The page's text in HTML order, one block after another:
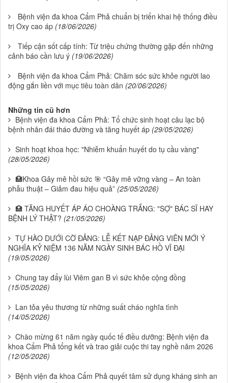
Bệnh viện đa khoa Cẩm Phả chuẩn bị triển khai hệ thống điều
trị Oxy cao áp (18/06/2026)
Tiếp cận sốt cấp tính: Từ triệu chứng thường gặp đến những
cảnh báo cần lưu ý (19/06/2026)
Bệnh viện đa khoa Cẩm Phả: Chăm sóc sức khỏe người lao
động gắn liền với mục tiêu toàn dân (20/06/2026)
Những tin cũ hơn
Bệnh viện đa khoa Cẩm Phả: Tổ chức sinh hoạt câu lạc bộ
bệnh nhân đái tháo đường và tăng huyết áp (29/05/2026)
Sinh hoạt khoa học: "Nhiễm khuẩn huyết do tụ cầu vàng"
(28/05/2026)
🏥Khoa Gây mê hồi sức 🎯 “Gây mê vững vàng – An toàn
phẫu thuật – Giảm đau hiệu quả” (25/05/2026)
🏥 TĂNG HUYẾT ÁP ÁO CHOÀNG TRẮNG: "SỢ" BÁC SĨ HAY
BỆNH LÝ THẬT? (21/05/2026)
TỰ HÀO DƯỚI CỜ ĐẢNG: LỄ KẾT NẠP ĐẢNG VIÊN MỚI Ý
NGHĨA KỶ NIỆM 136 NĂM NGÀY SINH BÁC HỒ VĨ ĐẠI
(19/05/2026)
Chung tay đẩy lùi Viêm gan B vì sức khỏe cộng đồng
(15/05/2026)
Lan tỏa yêu thương từ những suất cháo nghĩa tình
(14/05/2026)
Chào mừng 61 năm ngày quốc tế điều dưỡng: Bệnh viện đa
khoa Cẩm Phả tổng kết và trao giải cuộc thi tay nghề năm 2026
(12/05/2026)
Bệnh viện đa khoa Cẩm Phả quyết tâm sử dụng kháng sinh an